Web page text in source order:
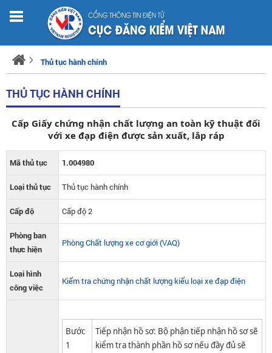
Thủ tục hành chính
THỦ TỤC HÀNH CHÍNH
Cấp Giấy chứng nhận chất lượng an toàn kỹ thuật đối
với xe đạp điện được sản xuất, lắp ráp
Mã thủ tục 1.004980
Loại thủ tục Thủ tục hành chính
Cấp độ Cấp độ 2
Phòng ban
thực hiện
Phòng Chất lượng xe cơ giới (VAQ)
Loại hình
công việc
Kiểm tra chứng nhận chất lượng kiểu loại xe đạp điện
Bước​
1
Tiếp nhận hồ sơ: Bộ phận tiếp nhận hồ sơ sẽ
kiểm tra thành phần hồ sơ nếu đầy đủ sẽ